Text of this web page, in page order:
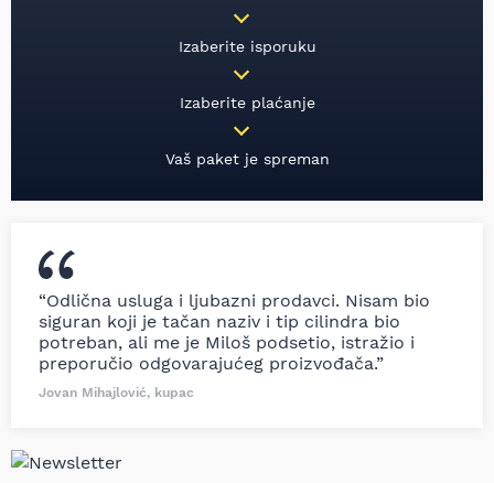
Izaberite isporuku
Izaberite plaćanje
Vaš paket je spreman
“Odlična usluga i ljubazni prodavci. Nisam bio
siguran koji je tačan naziv i tip cilindra bio
potreban, ali me je Miloš podsetio, istražio i
preporučio odgovarajućeg proizvođača.”
Jovan Mihajlović, kupac